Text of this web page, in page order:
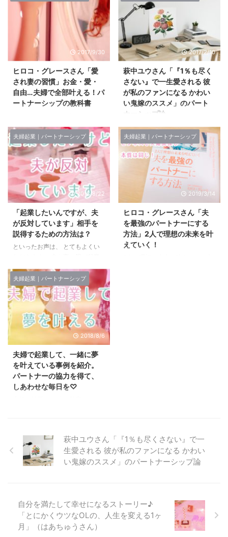
2017/9/30
ヒロコ・グレースさん「愛
され妻の習慣」お金・愛・
自由…夫婦で全部叶える！パ
ートナーシップの教科書
てワクワクします♡ お金・愛・
自由・・・夫婦で全部叶える 愛
され妻の習慣（ヒロコ・グレー
ス） 私はパートナーシップに関
する本は、 結婚前後から沢山読
んできました。 この本は、 初め
てパートナーシップについて 真
剣に考える人に向けても非常に分
かりやすく、 実践しやすい内容
が詰まった「愛の教科書」です。
お金・愛・自由…夫婦で全部叶え
る
愛され妻の習慣 posted with
カエレバ ヒロコ・グレース
楽天市場 ...
2017/2/10
萩中ユウさん「『1％も尽く
さない』で一生愛される 彼
が私のファンになる かわい
い鬼嫁のススメ」のパート
ナーシップ論
「愛妻コンサルタント」萩中ユウ
さんの書籍を読みました♪ 愛妻コ
ンサルタント 萩中ユウさん 「1%
も尽くさない」で一生愛される
彼が私のファンになるかわいい鬼
嫁のススメ posted with カエレバ
萩中 ユウ 総合法令出版 2017-
01-21 Amazon 楽天市場
(株)charmonet.代表取締役で
「愛妻コンサルタント」 として
活動されている萩中ユウさんのプ
ロフィールはこちら。 金融機
関、アパレルメーカーで勤務後、
夫婦起業｜パートナーシップ
2018/8/22
「起業したいんですが、夫
が反対しています」相手を
説得するための方法は？
といったお声は、 とてもよくい
に反対している時、どうする？
私は起業家であり、投資家です
が、 といわれたときに、 私はい
つも、 反対されているままで進
めることはやめた方がいい とお
伝えしています。 もちろん、こ
れは夫に限らず 妻でもそうです
し、 特に独身の方の場合は、 親
なんかにも当てはまる話です。
起業ではなく、投資（株式投資や
不動産投資、FXなど）に挑戦す
る場合も同じです。 少額ならOK
だけど、動くお金が大きい時は要
夫婦起業｜パートナーシップ
2019/3/14
ヒロコ・グレースさん「夫
を最強のパートナーにする
方法」2人で理想の未来を叶
えていく！
夫婦起業｜パートナーシップ
2018/8/6
夫婦で起業して、一緒に夢
を叶えている事例を紹介。
パートナーの協力を得て、
しあわせな毎日を♡
る世界を選べる私になる」 とい
うコンセプトで、 Webマーケテ
ィング、Web資産サイト制作など
社員です。 そんな 私たち夫婦で
すが、 夫婦で協力してある事業
にも取り組んでいます。 前述の
通り、 夫は会社員で、わたしは
萩中ユウさん「『1％も尽くさない』で一
生愛される 彼が私のファンになる かわい
い鬼嫁のススメ」のパートナーシップ論
自分を満たして幸せになるストーリー♪
「とにかくウツなOLの、人生を変える1ヶ
月」（はあちゅうさん）